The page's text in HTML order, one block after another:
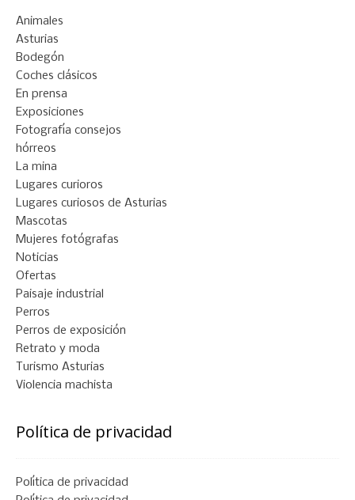
Animales
Asturias
Bodegón
Coches clásicos
En prensa
Exposiciones
Fotografía consejos
hórreos
La mina
Lugares curioros
Lugares curiosos de Asturias
Mascotas
Mujeres fotógrafas
Noticias
Ofertas
Paisaje industrial
Perros
Perros de exposición
Retrato y moda
Turismo Asturias
Violencia machista
Política de privacidad
Política de privacidad